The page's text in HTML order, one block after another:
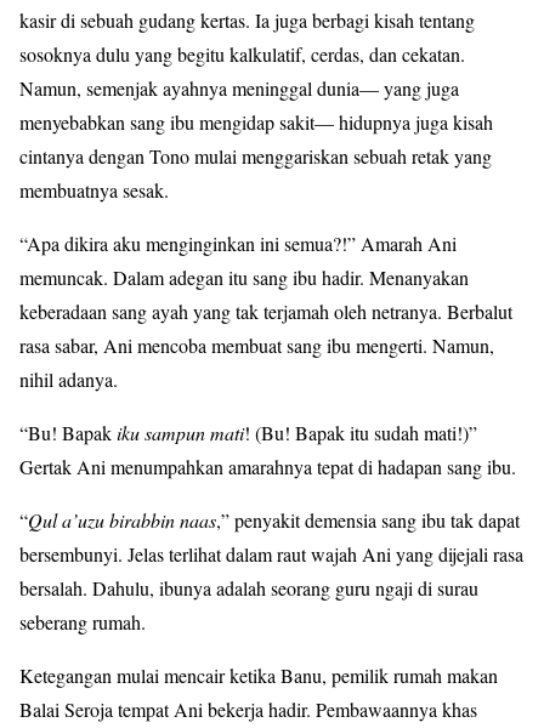
kasir di sebuah gudang kertas. Ia juga berbagi kisah tentang
sosoknya dulu yang begitu kalkulatif, cerdas, dan cekatan.
Namun, semenjak ayahnya meninggal dunia— yang juga
menyebabkan sang ibu mengidap sakit— hidupnya juga kisah
cintanya dengan Tono mulai menggariskan sebuah retak yang
membuatnya sesak.
“Apa dikira aku menginginkan ini semua?!” Amarah Ani
memuncak. Dalam adegan itu sang ibu hadir. Menanyakan
keberadaan sang ayah yang tak terjamah oleh netranya. Berbalut
rasa sabar, Ani mencoba membuat sang ibu mengerti. Namun,
nihil adanya.
“Bu! Bapakiku sampun mati! (Bu! Bapak itu sudah mati!)”
Gertak Ani menumpahkan amarahnya tepat di hadapan sang ibu.
“Qul a’uzu birabbin naas,” penyakit demensia sang ibu tak dapat
bersembunyi. Jelas terlihat dalam raut wajah Ani yang dijejali rasa
bersalah. Dahulu, ibunya adalah seorang guru ngaji di surau
seberang rumah.
Ketegangan mulai mencair ketika Banu, pemilik rumah makan
Balai Seroja tempat Ani bekerja hadir. Pembawaannya khas